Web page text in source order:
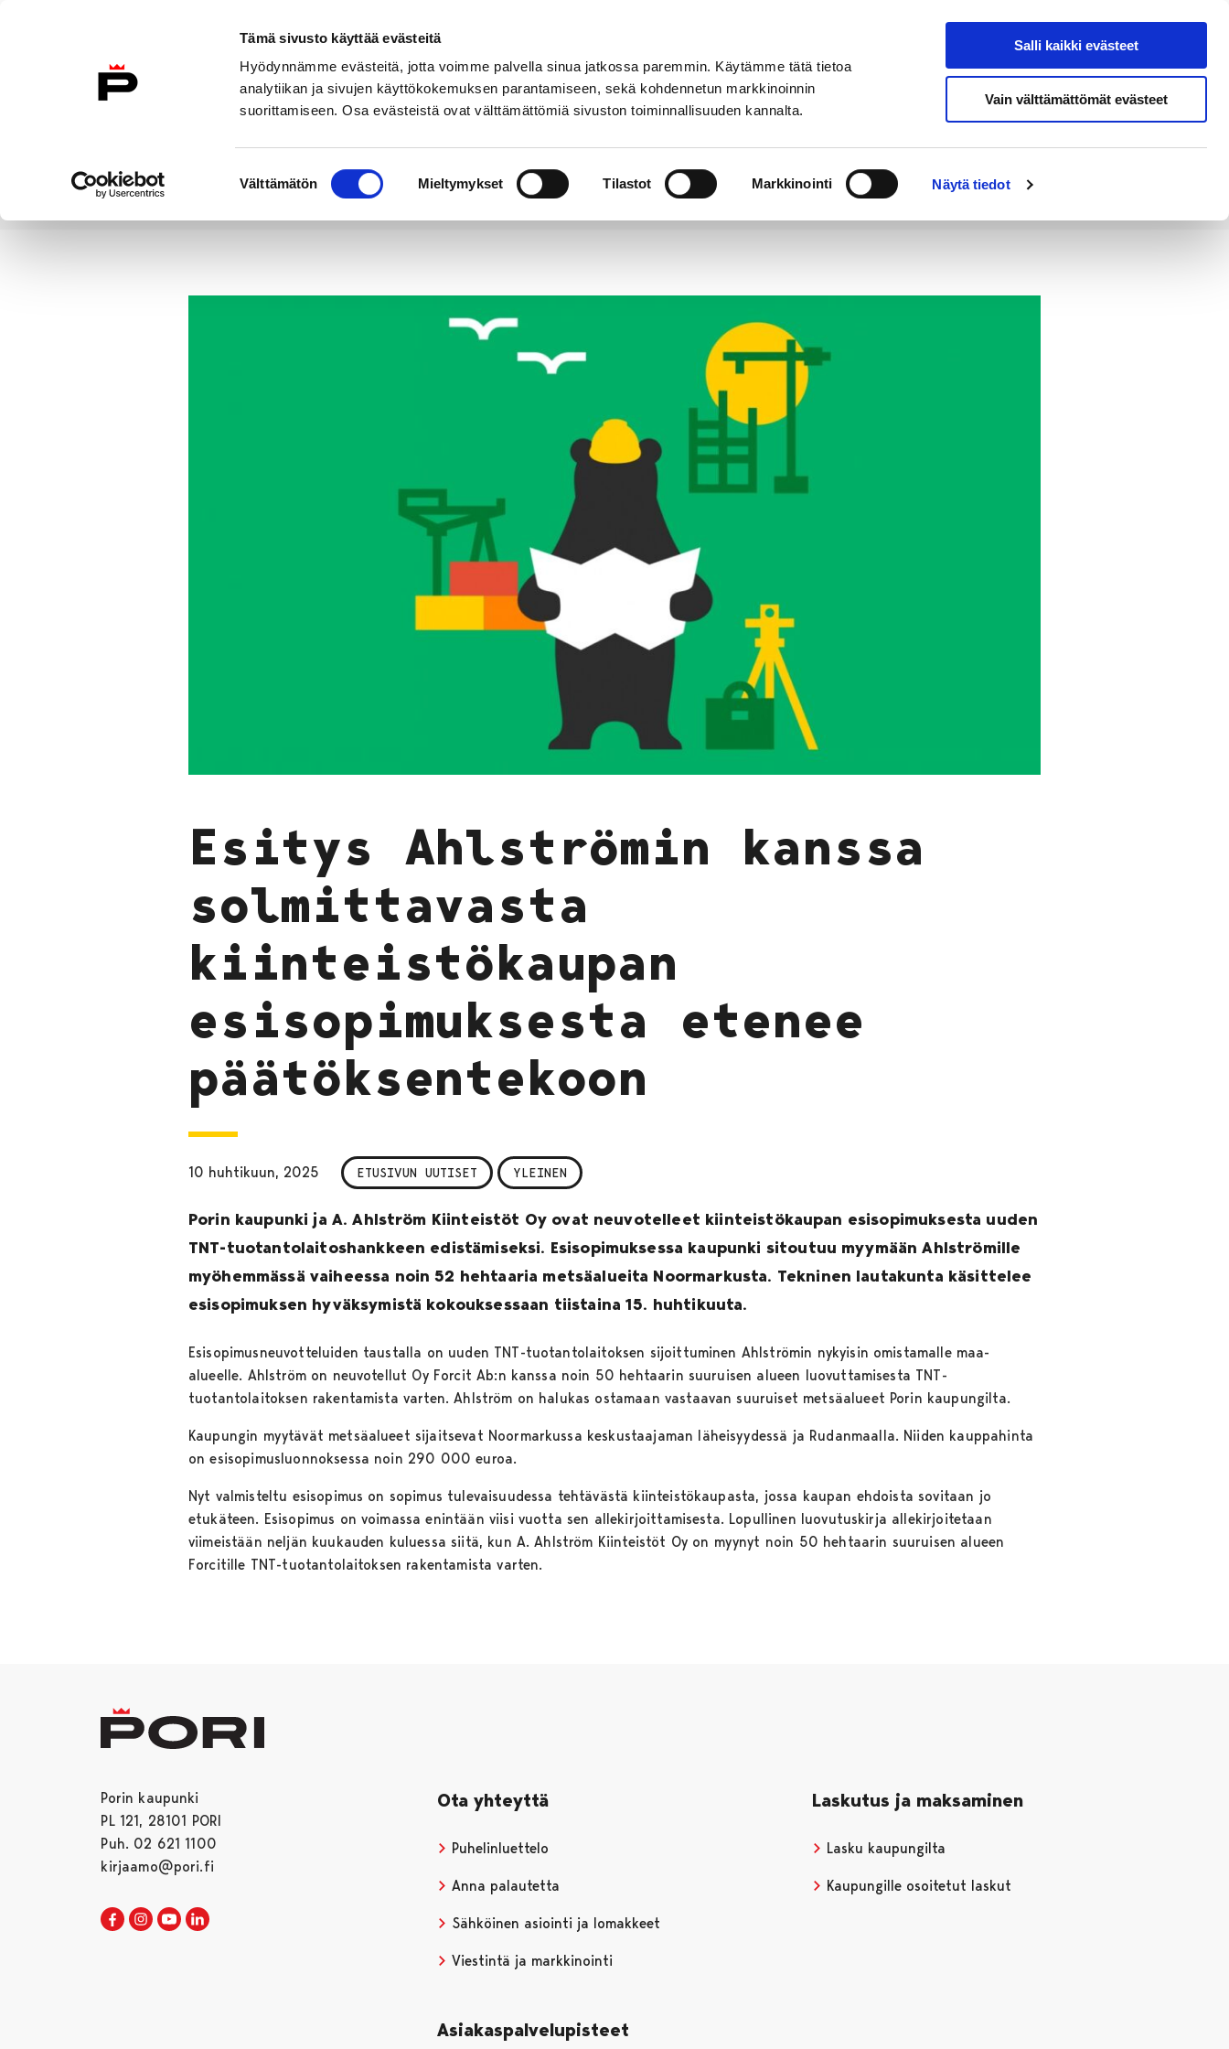
Tämä sivusto käyttää evästeitä
Hyödynnämme evästeitä, jotta voimme palvella sinua jatkossa paremmin. Käytämme tätä tietoa
analytiikan ja sivujen käyttökokemuksen parantamiseen, sekä kohdennetun markkinoinnin
suorittamiseen. Osa evästeistä ovat välttämättömiä sivuston toiminnallisuuden kannalta.
valinta
Välttämätön Mieltymykset Tilastot Markkinointi Näytä tiedot
Salli kaikki evästeet
Vain välttämättömät evästeet
Etusivulle
Hae sivustolta
Etusivu
Esitys Ahlströmin kanssa
solmittavasta
kiinteistökaupan
esisopimuksesta etenee
päätöksentekoon
10 huhtikuun, 2025 ETUSIVUN UUTISET YLEINEN
Porin kaupunki ja A. Ahlström Kiinteistöt Oy ovat neuvotelleet kiinteistökaupan esisopimuksesta uuden
TNT-tuotantolaitoshankkeen edistämiseksi. Esisopimuksessa kaupunki sitoutuu myymään Ahlströmille
myöhemmässä vaiheessa noin 52 hehtaaria metsäalueita Noormarkusta. Tekninen lautakunta käsittelee
esisopimuksen hyväksymistä kokouksessaan tiistaina 15. huhtikuuta.
Esisopimusneuvotteluiden taustalla on uuden TNT-tuotantolaitoksen sijoittuminen Ahlströmin nykyisin omistamalle maa-
alueelle. Ahlström on neuvotellut Oy Forcit Ab:n kanssa noin 50 hehtaarin suuruisen alueen luovuttamisesta TNT-
tuotantolaitoksen rakentamista varten. Ahlström on halukas ostamaan vastaavan suuruiset metsäalueet Porin kaupungilta.
Kaupungin myytävät metsäalueet sijaitsevat Noormarkussa keskustaajaman läheisyydessä ja Rudanmaalla. Niiden kauppahinta
on esisopimusluonnoksessa noin 290 000 euroa.
Nyt valmisteltu esisopimus on sopimus tulevaisuudessa tehtävästä kiinteistökaupasta, jossa kaupan ehdoista sovitaan jo
etukäteen. Esisopimus on voimassa enintään viisi vuotta sen allekirjoittamisesta. Lopullinen luovutuskirja allekirjoitetaan
viimeistään neljän kuukauden kuluessa siitä, kun A. Ahlström Kiinteistöt Oy on myynyt noin 50 hehtaarin suuruisen alueen
Forcitille TNT-tuotantolaitoksen rakentamista varten.
Porin kaupunki
PL 121, 28101 PORI
Puh. 02 621 1100
kirjaamo@pori.fi
Porin kaupunki Facebookissa
Avautuu uudessa välilehdessä
Porin kaupunki Instagramissa
Avautuu uudessa välilehdessä
Porin kaupunki Youtubessa
Avautuu uudessa välilehdessä
Ota yhteyttä
Puhelinluettelo
Anna palautetta
Sähköinen asiointi ja lomakkeet
Viestintä ja markkinointi
Laskutus ja maksaminen
Lasku kaupungilta
Kaupungille osoitetut laskut
Asiakaspalvelupisteet